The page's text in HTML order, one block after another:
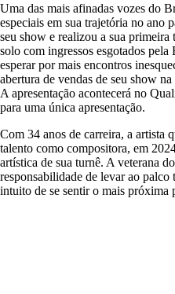
Uma das mais afinadas vozes do
especiais em sua trajetória no ano
seu show e realizou a sua
solo com ingressos esgotados
esperar por mais encontros
abertura de vendas de seu show
A apresentação acontecerá no
para uma única apresentação.
Com 34 anos de carreira, a artista
talento como compositora, em
artística de sua turnê. A veterana
responsabilidade de levar ao
intuito de se sentir o mais próxima